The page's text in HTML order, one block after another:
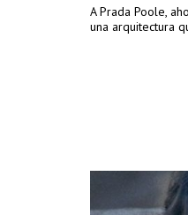
A Prada Poole,
una arquitectura